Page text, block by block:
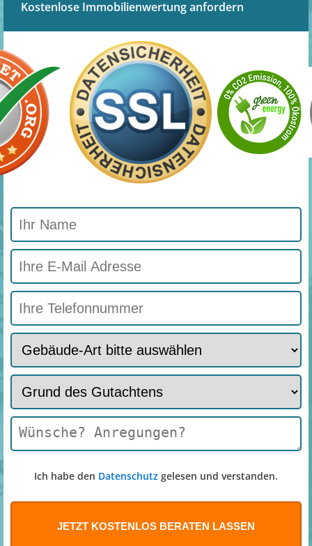
Kostenlose Immobilienwertung anfordern
Ich habe den Datenschutz gelesen und verstanden.